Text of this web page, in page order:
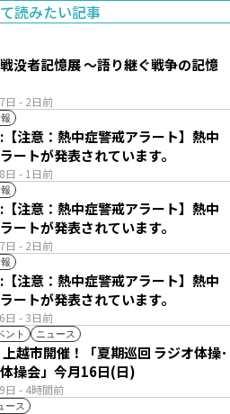
読みたい記事
日 - 2日前
没者記憶展 ～語り継ぐ戦争の記憶
日 - 1日前
注意：熱中症警戒アラート】熱中
ートが発表されています。
日 - 2日前
注意：熱中症警戒アラート】熱中
ートが発表されています。
日 - 3日前
注意：熱中症警戒アラート】熱中
ートが発表されています。
ント ニュース
日 - 4時間前
越市開催！「夏期巡回 ラジオ体操･
操会」今月16日(日)
ース